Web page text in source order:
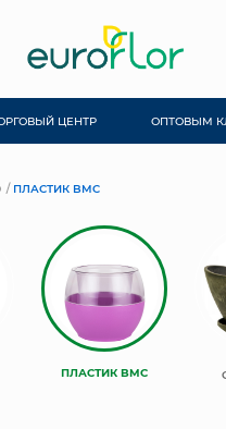
ЦЕНТР ОПТОВЫМ
ПЛАСТИК BMC
ПЛАСТИК BMC